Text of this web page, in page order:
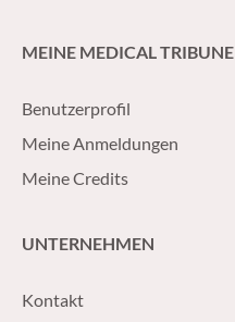
MEINE MEDICAL TRIBUNE
Benutzerprofil
Meine Anmeldungen
Meine Credits
UNTERNEHMEN
Kontakt